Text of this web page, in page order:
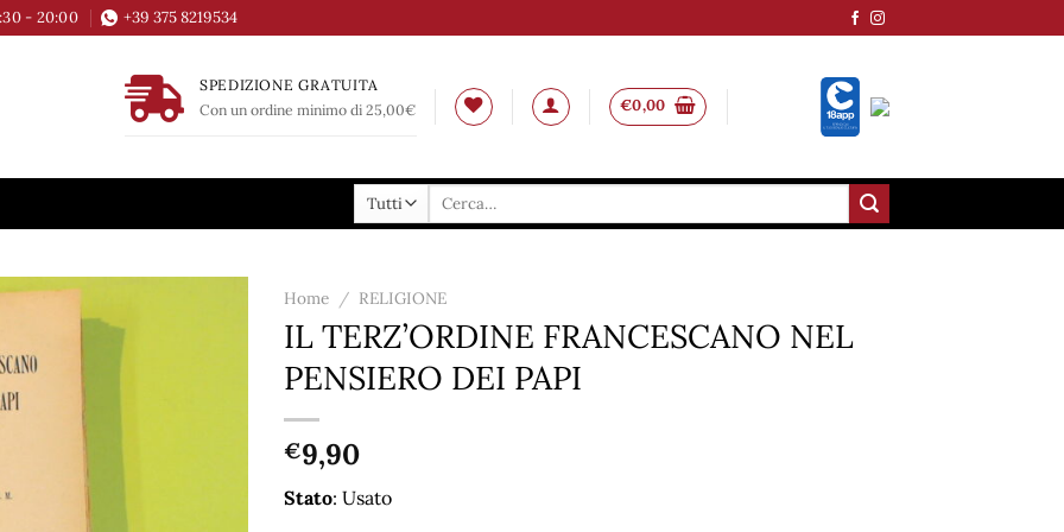
- 20:00 +39 375 8219534
SPEDIZIONE GRATUITA
Con un ordine minimo di 25,00€
€0,00
Cerca:
Home / RELIGIONE
IL TERZ’ORDINE FRANCESCANO NEL
PENSIERO DEI PAPI
€9,90
Stato: Usato